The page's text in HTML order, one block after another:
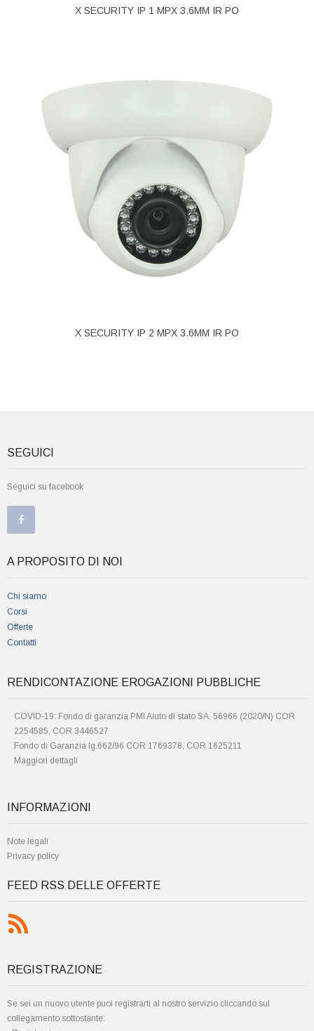
X SECURITY IP 1 MPX 3.6MM IR PO
X SECURITY IP 2 MPX 3.6MM IR PO
SEGUICI
Seguici su facebook
A PROPOSITO DI NOI
Chi siamo
Corsi
Offerte
Contatti
RENDICONTAZIONE EROGAZIONI PUBBLICHE
COVID-19: Fondo di garanzia PMI Aiuto di stato SA. 56966 (2020/N) COR
2254585, COR 3446527
Fondo di Garanzia lg.662/96 COR 1769378, COR 1625211
Maggiori dettagli
INFORMAZIONI
Note legali
Privacy policy
FEED RSS DELLE OFFERTE
REGISTRAZIONE
Se sei un nuovo utente puoi registrarti al nostro servizio cliccando sul
collegamento sottostante: